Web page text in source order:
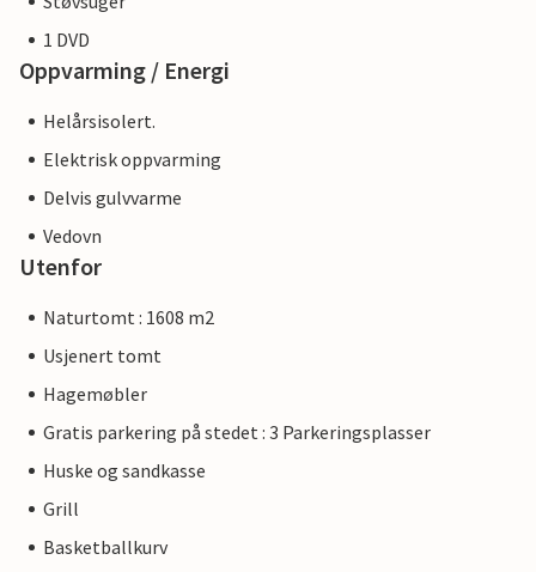
1 DVD
Oppvarming / Energi
Helårsisolert.
Elektrisk oppvarming
Delvis gulvvarme
Vedovn
Utenfor
Naturtomt : 1608 m2
Usjenert tomt
Hagemøbler
Gratis parkering på stedet : 3 Parkeringsplasser
Huske og sandkasse
Grill
Basketballkurv